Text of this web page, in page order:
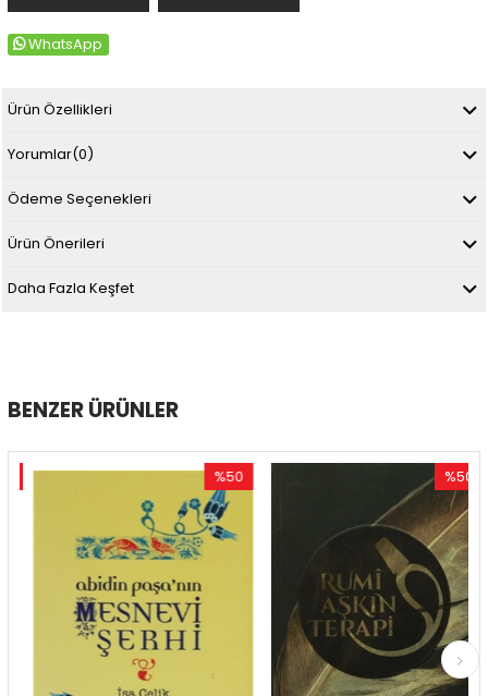
WhatsApp
Ürün Özellikleri
Yorumlar(0)
Ödeme Seçenekleri
Ürün Önerileri
Daha Fazla Keşfet
BENZER ÜRÜNLER
%50
İndirim
%50İndirim
%50
İndirim